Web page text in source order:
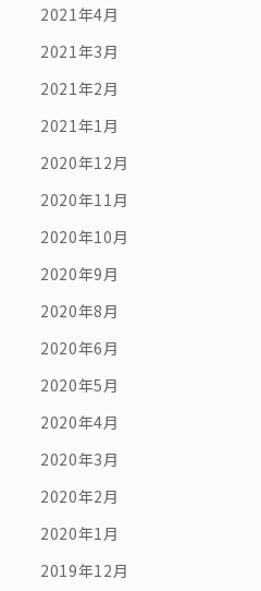
2021年4月
2021年3月
2021年2月
2021年1月
2020年12月
2020年11月
2020年10月
2020年9月
2020年8月
2020年6月
2020年5月
2020年4月
2020年3月
2020年2月
2020年1月
2019年12月